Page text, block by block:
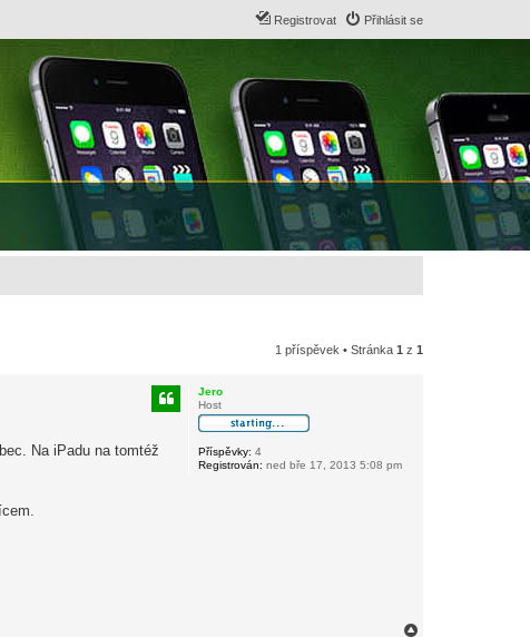
Přihlásit se
Registrovat
1 příspěvek • Stránka 1 z 1
Jero
Host
Příspěvky: 4
Registrován: ned bře 17, 2013 5:08 pm
Na iPadu na tomtéž